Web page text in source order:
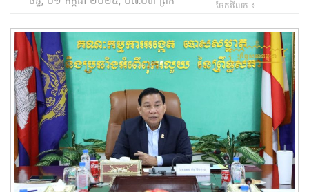
ចែករំលែក ៖